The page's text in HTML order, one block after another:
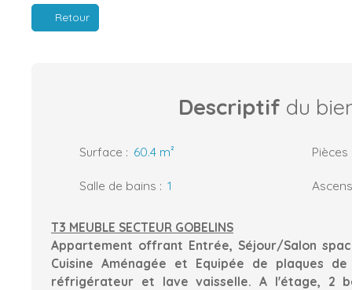
Retour
Descriptif du
Surface : 60.4 m² Pièces
Salle de bains : 1
T3 MEUBLE SECTEUR GOBELINS
Appartement offrant Entrée, Séjour/Salon
Cuisine Aménagée et Equipée de plaques
réfrigérateur et lave vaisselle. A l'étage, 2